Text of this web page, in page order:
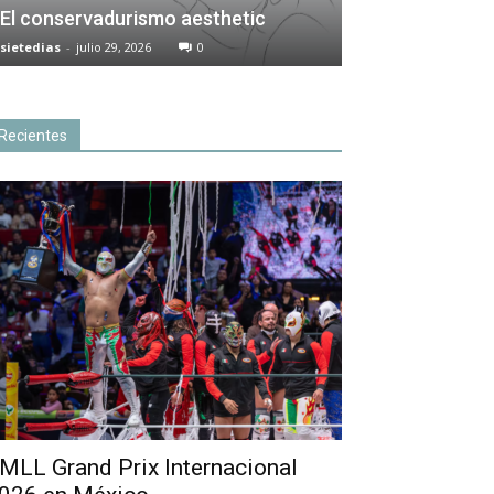
El conservadurismo aesthetic
sietedias - julio 29, 2026 0
Grand Prix Internacional